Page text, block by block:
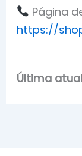
Página
https://
Última